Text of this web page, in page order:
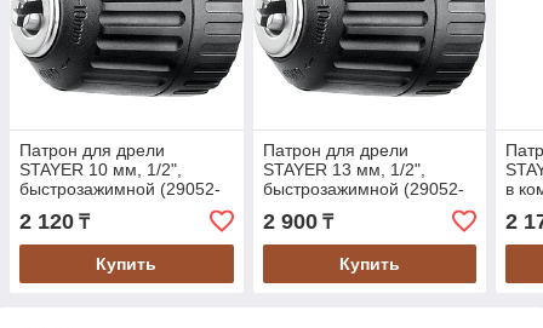
Патрон для дрели
STAYER 10 мм, 1/2",
быстрозажимной (29052-
2 120 ₸
Купить
Патрон для дрели
STAYER 13 мм, 1/2",
быстрозажимной (29052-
2 900₸
Купить
в
2